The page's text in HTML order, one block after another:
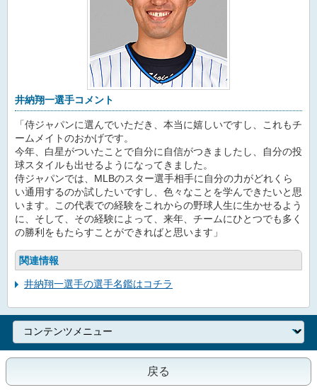
井納翔一選手コメント
「侍ジャパンに選んでいただき、本当に嬉しいですし、これもチ
ームメイトのおかげです。
今年、白星がついたことで自分に自信がつきましたし、自分の投
球スタイルも出せるようになってきました。
侍ジャパンでは、MLBのスター選手相手に自分の力がどれくら
い通用するのか試したいですし、色々なことを学んできたいと思
います。この代表での経験をこれからの野球人生に生かせるよう
に、そして、その経験によって、来年、チームにひとつでも多く
の勝利をもたらすことができればと思います」
関連情報
井納翔一選手の選手名鑑はコチラ
戻る